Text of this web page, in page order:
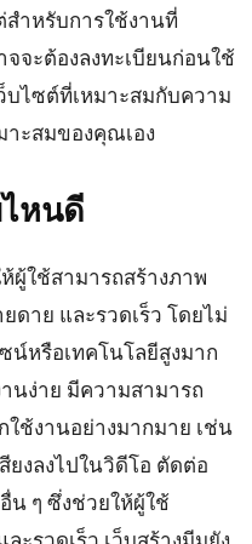
ำหรับการใช้งานที่
จะต้องลงทะเบียนก่อนใช้
บไซต์ที่เหมาะสมกับความ
ะสมของคุณเอง
ไหนดี
ผู้ใช้สามารถสร้างภาพ
ดาย และรวดเร็ว โดยไม่
หรือเทคโนโลยีสูงมาก
นง่าย มีความสามารถ
ช้งานอย่างมากมาย เช่น
งลงไปในวิดีโอ ตัดต่อ
น ๆ ซึ่งช่วยให้ผู้ใช้